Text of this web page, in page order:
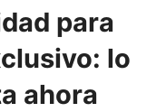
para
lo
ahora